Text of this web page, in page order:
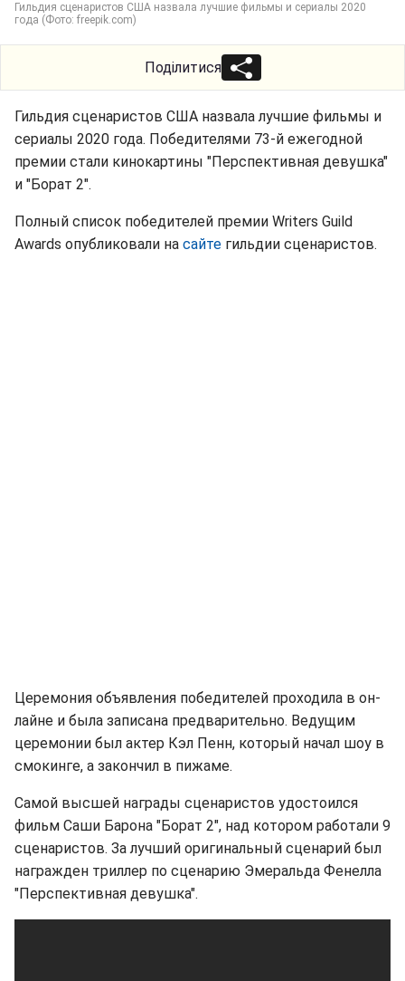
Гильдия сценаристов США назвала лучшие фильмы и сериалы 2020
года (Фото: freepik.com)
Поділитися
Гильдия сценаристов США назвала лучшие фильмы и
сериалы 2020 года. Победителями 73-й ежегодной
премии стали кинокартины "Перспективная девушка"
и "Борат 2".
Полный список победителей премии Writers Guild
Awards опубликовали на сайте гильдии сценаристов.
Церемония объявления победителей проходила в он-
лайне и была записана предварительно. Ведущим
церемонии был актер Кэл Пенн, который начал шоу в
смокинге, а закончил в пижаме.
Самой высшей награды сценаристов удостоился
фильм Саши Барона "Борат 2", над котором работали 9
сценаристов. За лучший оригинальный сценарий был
награжден триллер по сценарию Эмеральда Фенелла
"Перспективная девушка".